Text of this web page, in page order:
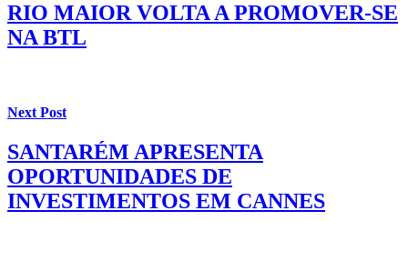
RIO MAIOR VOLTA A PROMOVER-SE
NA BTL
Next Post
SANTARÉM APRESENTA
OPORTUNIDADES DE
INVESTIMENTOS EM CANNES